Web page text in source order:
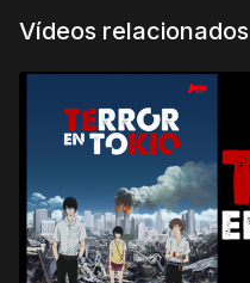
Vídeos relacionados